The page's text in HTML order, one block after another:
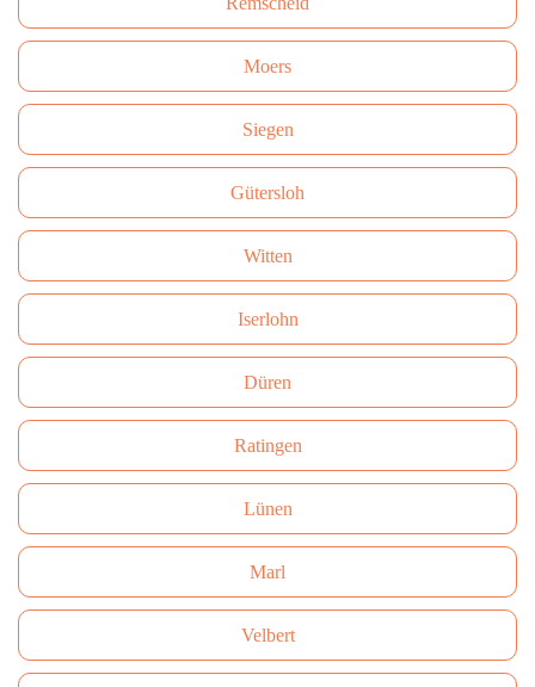
Moers
Siegen
Gütersloh
Witten
Iserlohn
Düren
Ratingen
Lünen
Marl
Velbert